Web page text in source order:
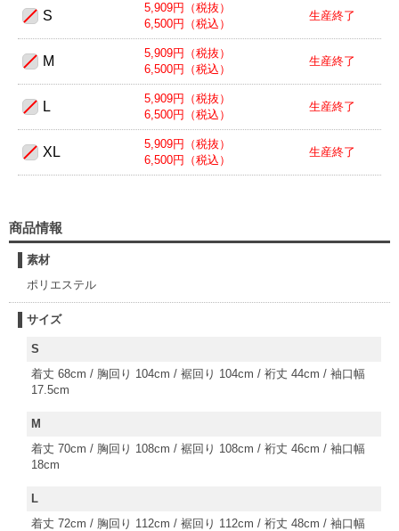
S
5,909円（税抜）
6,500円（税込）
生産終了
M
5,909円（税抜）
6,500円（税込）
生産終了
L
5,909円（税抜）
6,500円（税込）
生産終了
XL
5,909円（税抜）
6,500円（税込）
生産終了
商品情報
素材
ポリエステル
サイズ
S
着丈 68cm / 胸回り 104cm / 裾回り 104cm / 裄丈 44cm / 袖口幅
17.5cm
M
着丈 70cm / 胸回り 108cm / 裾回り 108cm / 裄丈 46cm / 袖口幅
18cm
L
着丈 72cm / 胸回り 112cm / 裾回り 112cm / 裄丈 48cm / 袖口幅